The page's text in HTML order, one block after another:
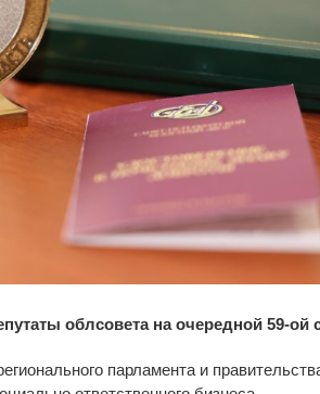
облсовета на очередной 59-ой
парламента и